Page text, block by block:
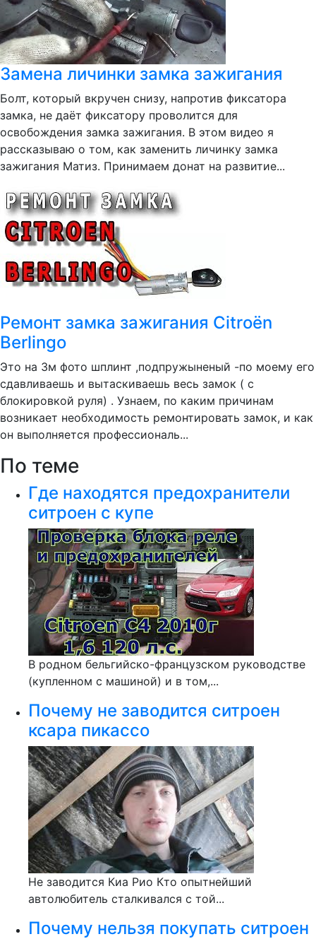
Замена личинки замка зажигания
Болт, который вкручен снизу, напротив фиксатора
замка, не даёт фиксатору проволится для
освобождения замка зажигания. В этом видео я
рассказываю о том, как заменить личинку замка
зажигания Матиз. Принимаем донат на развитие...
Ремонт замка зажигания Citroën
Berlingo
Это на 3м фото шплинт ,подпружыненый -по моему его
сдавливаешь и вытаскиваешь весь замок ( с
блокировкой руля) . Узнаем, по каким причинам
возникает необходимость ремонтировать замок, и как
он выполняется профессиональ...
По теме
Где находятся предохранители
ситроен с купе
В родном бельгийско-французском руководстве
(купленном с машиной) и в том,...
Почему не заводится ситроен
ксара пикассо
Не заводится Киа Рио Кто опытнейший
автолюбитель сталкивался с той...
Почему нельзя покупать ситроен